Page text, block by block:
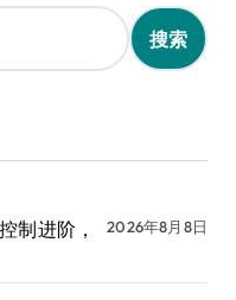
制进阶，
2026年8月8日